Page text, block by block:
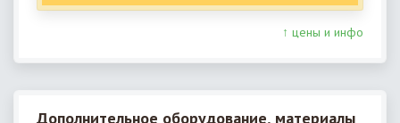
↑ цены и инфо
Дополнительное оборудование, материалы